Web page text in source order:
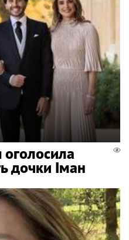
дочки Іман